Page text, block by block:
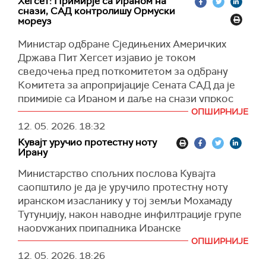
или онај начин, мирно или другачије", рекао је
Трамп новинарима пре одласка за Кину.
Трамп је додао да ће се у Пекингу одржати
састанци у четвртак и петак, али је касније
изјавио да Иран "није главна тема", јер је
ситуација "у великој мери под контролом".
(Reuters)
снази, САД контролишу Ормуски
мореуз
Министар одбране Сједињених Америчких
Држава Пит Хегсет изјавио је током
сведочења пред поткомитетом за одбрану
Комитета за апропријације Сената САД да је
примирје са Ираном и даље на снази упркос
повременим разменама ватре, додајући да
САД фактички контролишу Ормуски мореуз
јер "ништа неће пролазити, ако то не дозволе".
Амерички министар одбране рекао је и да
администрација председника САД Доналда
Трампа има планове и за ескалацију и за
смањење сукоба. "Имамо план за ескалацију
ако буде потребно. Имамо и план за
повлачење, као и план за премештање војних
капацитета", рекао је Хегсет, одговарајући на
питање демократске конгресменке Бети
ОПШИРНИЈЕ
12. 05. 2026. 18:32
Кувајт уручио протестну ноту
Ирану
Министарство спољних послова Кувајта
саопштило је да је уручило протестну ноту
иранском изасланику у тој земљи Мохамаду
Тутунџију, након наводне инфилтрације групе
наоружаних припадника Иранске
револуционарне гарде у ову заливску државу.
Кувајтски заменик о министра спољних
ОПШИРНИЈЕ
12. 05. 2026. 18:26